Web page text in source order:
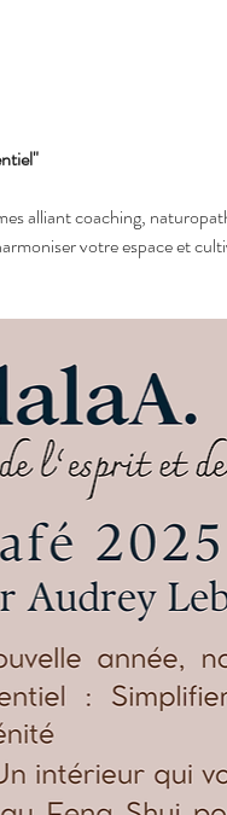
alliant coaching,
votre espace et